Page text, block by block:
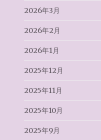
2026年3月
2026年2月
2026年1月
2025年12月
2025年11月
2025年10月
2025年9月